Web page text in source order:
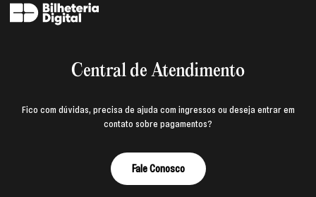
Central de Atendimento
Fico com dúvidas, precisa de ajuda com ingressos ou deseja entrar em
contato sobre pagamentos?
Fale Conosco